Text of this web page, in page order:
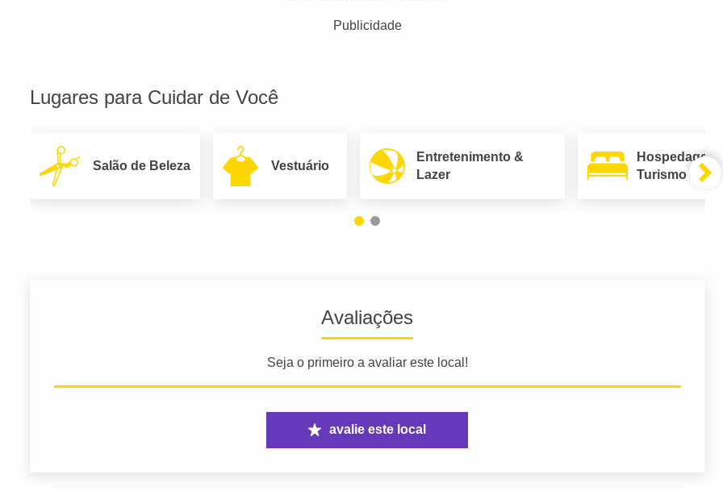
Publicidade
Lugares para Cuidar de Você
Salão de Beleza Vestuário
Entretenimento &
Lazer
Hospedagem
Turismo
Avaliações
Seja o primeiro a avaliar este local!
avalie este local